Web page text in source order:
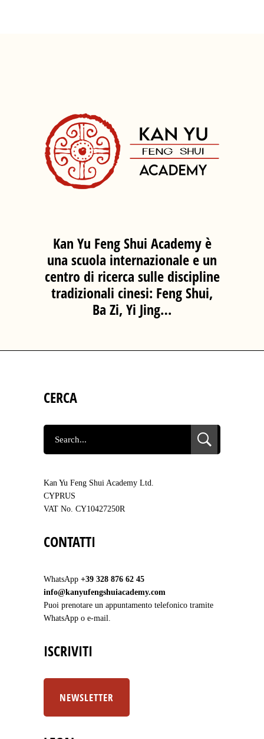
Kan Yu Feng Shui Academy è
una scuola internazionale e un
centro di ricerca sulle discipline
tradizionali cinesi: Feng Shui,
Ba Zi, Yi Jing…
CERCA
SEARCH
FOR:
Kan Yu Feng Shui Academy Ltd.
CYPRUS
VAT No. CY10427250R
CONTATTI
WhatsApp +39 328 876 62 45
info@kanyufengshuiacademy.com
Puoi prenotare un appuntamento telefonico tramite
WhatsApp o e-mail.
ISCRIVITI
NEWSLETTER